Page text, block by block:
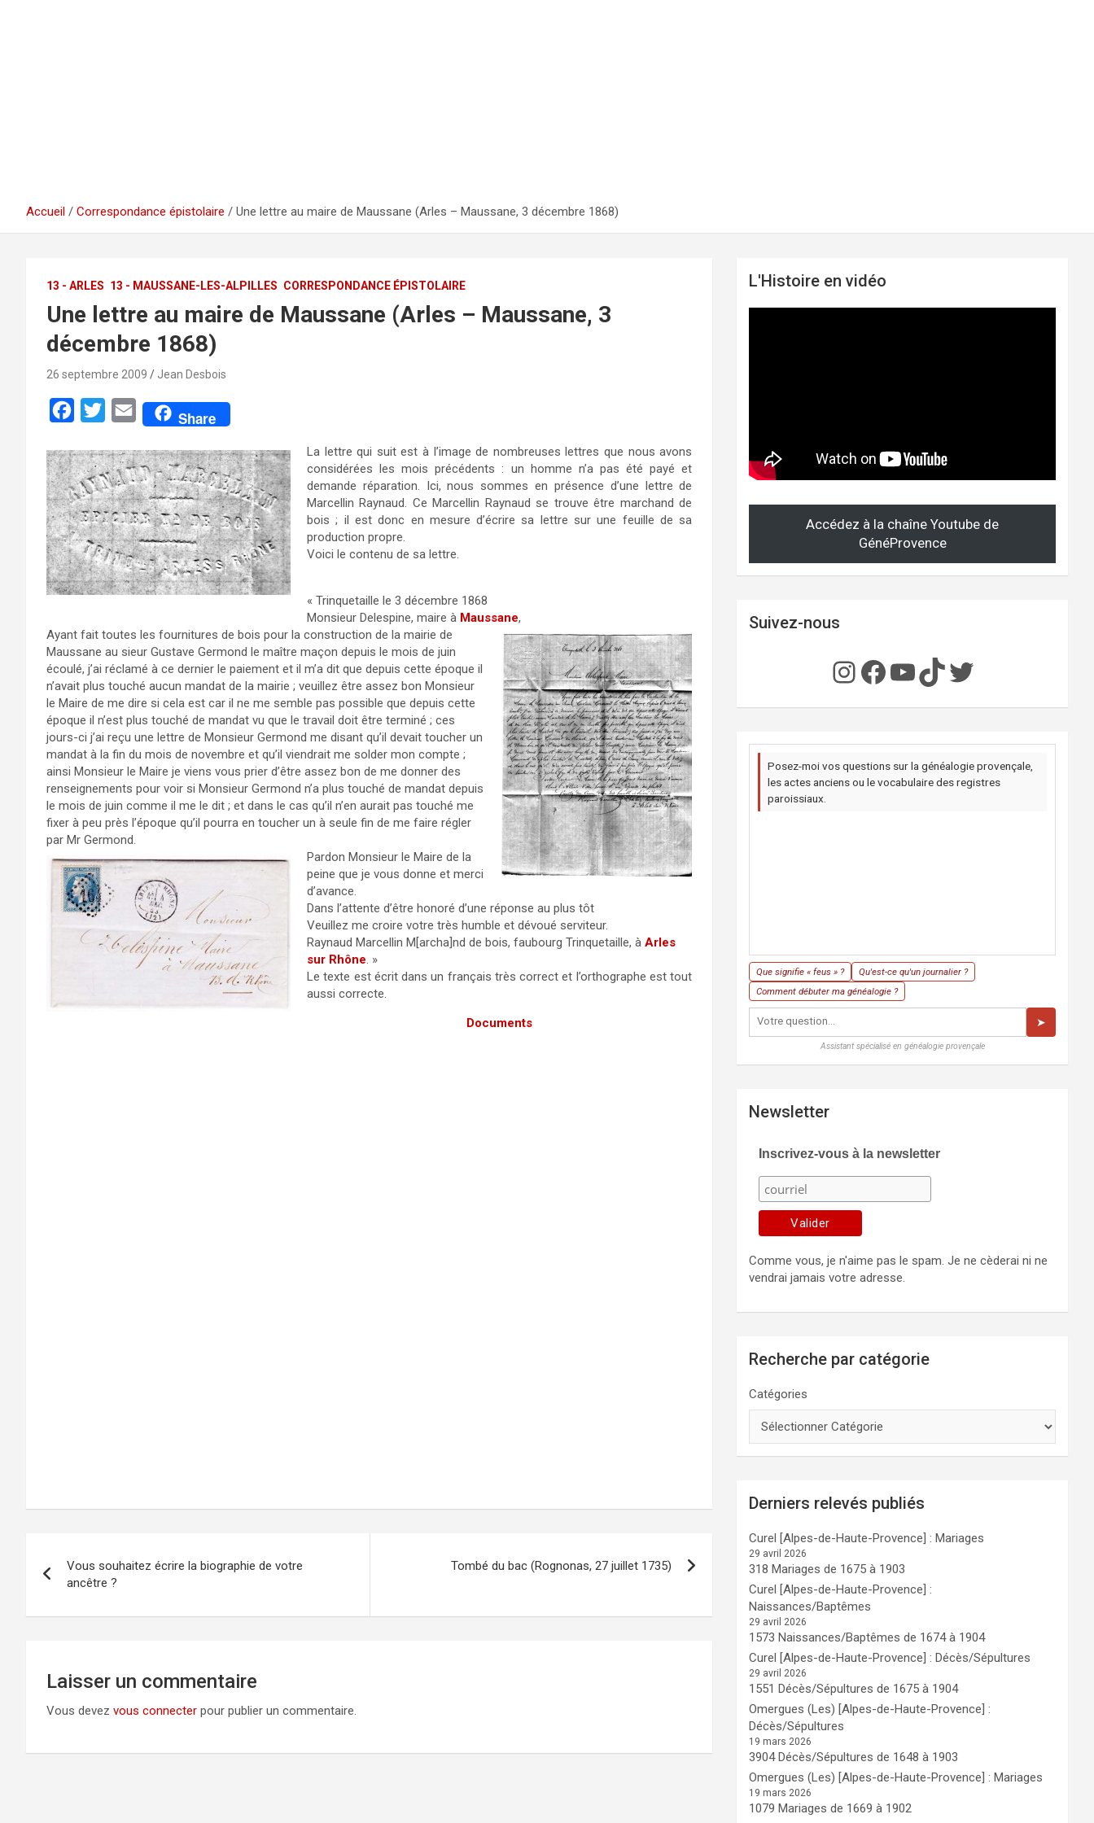
Accueil Correspondance épistolaire Une lettre au maire de Maussane (Arles – Maussane, 3 décembre 1868)
13 - ARLES 13 - MAUSSANE-LES-ALPILLES CORRESPONDANCE ÉPISTOLAIRE
Une lettre au maire de Maussane (Arles – Maussane, 3
décembre 1868)
26 septembre 2009 Jean Desbois
c
e
b
o
o
k
i
t
t
e
r
E
a
i
l
Share
La lettre qui suit est à l’image de nombreuses lettres que nous avons
considérées les mois précédents : un homme n’a pas été payé et
demande réparation. Ici, nous sommes en présence d’une lettre de
Marcellin Raynaud. Ce Marcellin Raynaud se trouve être marchand de
bois ; il est donc en mesure d’écrire sa lettre sur une feuille de sa
production propre.
Voici le contenu de sa lettre.
« Trinquetaille le 3 décembre 1868
Monsieur Delespine, maire à Maussane,
Ayant fait toutes les fournitures de bois pour la construction de la mairie de
Maussane au sieur Gustave Germond le maître maçon depuis le mois de juin
écoulé, j’ai réclamé à ce dernier le paiement et il m’a dit que depuis cette époque il
n’avait plus touché aucun mandat de la mairie ; veuillez être assez bon Monsieur
le Maire de me dire si cela est car il ne me semble pas possible que depuis cette
époque il n’est plus touché de mandat vu que le travail doit être terminé ; ces
jours-ci j’ai reçu une lettre de Monsieur Germond me disant qu’il devait toucher un
mandat à la fin du mois de novembre et qu’il viendrait me solder mon compte ;
ainsi Monsieur le Maire je viens vous prier d’être assez bon de me donner des
renseignements pour voir si Monsieur Germond n’a plus touché de mandat depuis
le mois de juin comme il me le dit ; et dans le cas qu’il n’en aurait pas touché me
fixer à peu près l’époque qu’il pourra en toucher un à seule fin de me faire régler
par Mr Germond.
Pardon Monsieur le Maire de la
peine que je vous donne et merci
d’avance.
Dans l’attente d’être honoré d’une réponse au plus tôt
Veuillez me croire votre très humble et dévoué serviteur.
Raynaud Marcellin M[archa]nd de bois, faubourg Trinquetaille, à Arles
sur Rhône. »
Le texte est écrit dans un français très correct et l’orthographe est tout
aussi correcte.
Documents
Navigation
Vous souhaitez écrire la biographie de votre
ancêtre ?
Tombé du bac (Rognonas, 27 juillet 1735)
Laisser un commentaire
Vous devez vous connecter pour publier un commentaire.
L'Histoire en vidéo
Accédez à la chaîne Youtube de
GénéProvence
Suivez-nous
Instagram
Facebook
YouTube
TikTok
Twitter
Posez-moi vos questions sur la généalogie provençale,
les actes anciens ou le vocabulaire des registres
paroissiaux.
Que signifie « feus » ?
Qu'est-ce qu'un journalier ?
Comment débuter ma généalogie ?
➤
Assistant spécialisé en généalogie provençale
Newsletter
Inscrivez-vous à la newsletter
Comme vous, je n'aime pas le spam. Je ne cèderai ni ne
vendrai jamais votre adresse.
Recherche par catégorie
Catégories
Derniers relevés publiés
Curel [Alpes-de-Haute-Provence] : Mariages
29 avril 2026
318 Mariages de 1675 à 1903
Curel [Alpes-de-Haute-Provence] :
Naissances/Baptêmes
29 avril 2026
1573 Naissances/Baptêmes de 1674 à 1904
Curel [Alpes-de-Haute-Provence] : Décès/Sépultures
29 avril 2026
1551 Décès/Sépultures de 1675 à 1904
Omergues (Les) [Alpes-de-Haute-Provence] :
Décès/Sépultures
19 mars 2026
3904 Décès/Sépultures de 1648 à 1903
Omergues (Les) [Alpes-de-Haute-Provence] : Mariages
19 mars 2026
1079 Mariages de 1669 à 1902